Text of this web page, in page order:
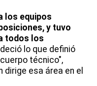
los equipos
y tuvo
todos los
lo que definió
técnico",
dirige esa área en el